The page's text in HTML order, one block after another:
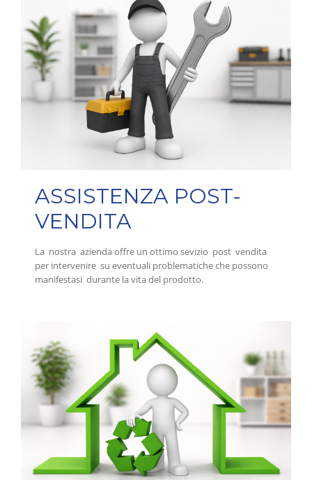
ASSISTENZA POST-
VENDITA
La nostra azienda offre un ottimo sevizio post vendita
per intervenire su eventuali problematiche che possono
manifestasi durante la vita del prodotto.